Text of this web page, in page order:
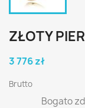
ZŁOTY
3 776 zł
Brutto
Bogato